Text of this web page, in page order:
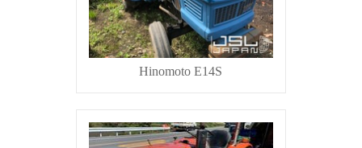
Hinomoto E14S